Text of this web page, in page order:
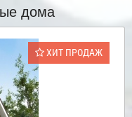
дома
ХИТ ПРОДАЖ